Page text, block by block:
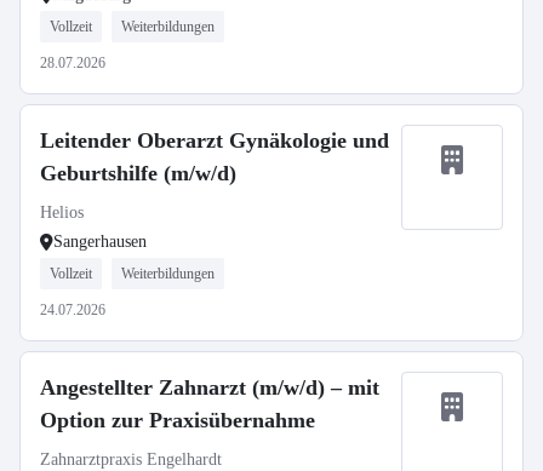
Vollzeit Weiterbildungen
28.07.2026
Leitender Oberarzt Gynäkologie und
Geburtshilfe (m/w/d)
Helios
Sangerhausen
Vollzeit Weiterbildungen
24.07.2026
Angestellter Zahnarzt (m/w/d) – mit
Option zur Praxisübernahme
Zahnarztpraxis Engelhardt